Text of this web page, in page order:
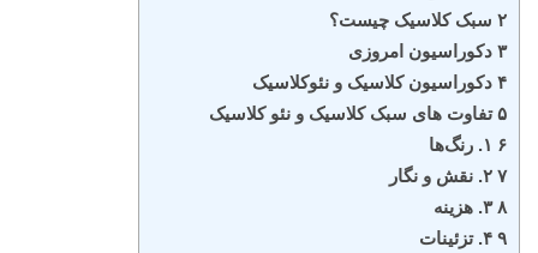
۲ سبک کلاسیک چیست؟
۳ دکوراسیون امروزی
۴ دکوراسیون کلاسیک و نئوکلاسیک
۵ تفاوت های سبک کلاسیک و نئو کلاسیک
۶ ۱. رنگ‌ها
۷ ۲. نقش و نگار
۸ ۳. هزینه
۹ ۴. تزئینات